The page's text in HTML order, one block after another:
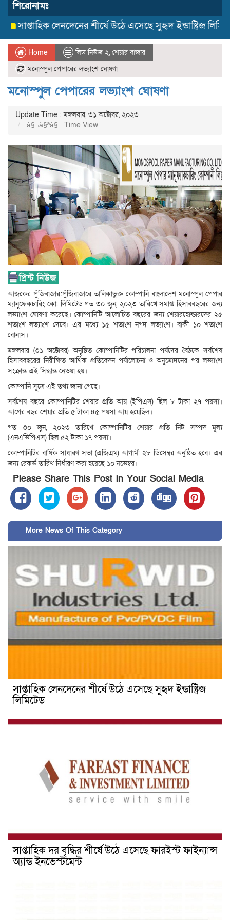
শিরোনামঃ
লেনদেনের শীর্ষে উঠে এসেছে সুহৃদ ইন্ডাষ্ট্রিজ লিমিটেড
Home লিড নিউজ ২, শেয়ার বাজার
মনোস্পুল পেপারের লভ্যাংশ ঘোষণা
মনোস্পুল পেপারের লভ্যাংশ ঘোষণা
Update Time : মঙ্গলবার, ৩১ অক্টোবর, ২০২৩
à§¬à§ªà§¯ Time View
আজকের পুঁজিবাজার:পুঁজিবাজারে তালিকাভুক্ত কোম্পানি বাংলাদেশ মনোস্পুল পেপার
ম্যানুফেকচারিং কো. লিমিটেড গত ৩০ জুন, ২০২৩ তারিখে সমাপ্ত হিসাববছরের জন্য
লভ্যাংশ ঘোষণা করেছে। কোম্পানিটি আলোচিত বছরের জন্য শেয়ারহোল্ডারদের ২৫
শতাংশ লভ্যাংশ দেবে। এর মধ্যে ১৫ শতাংশ নগদ লভ্যাংশ। বাকী ১০ শতাংশ
বোনাস।
মঙ্গলবার (৩১ অক্টোবর) অনুষ্ঠিত কোম্পানিটির পরিচালনা পর্ষদের বৈঠকে সর্বশেষ
হিসাববছরের নিরীক্ষিত আর্থিক প্রতিবেদন পর্যালোচনা ও অনুমোদনের পর লভ্যাংশ
সংক্রান্ত এই সিদ্ধান্ত নেওয়া হয়।
কোম্পানি সূত্রে এই তথ্য জানা গেছে।
সর্বশেষ বছরে কোম্পানিটির শেয়ার প্রতি আয় (ইপিএস) ছিল ৮ টাকা ২৭ পয়সা।
আগের বছর শেয়ার প্রতি ৫ টাকা ৪৫ পয়সা আয় হয়েছিল।
গত ৩০ জুন, ২০২৩ তারিখে কোম্পানিটির শেয়ার প্রতি নিট সম্পদ মূল্য
(এনএভিপিএস) ছিল ৫২ টাকা ১৭ পয়সা।
কোম্পানিটির বার্ষিক সাধারণ সভা (এজিএম) আগামী ২৮ ডিসেম্বর অনুষ্ঠিত হবে। এর
জন্য রেকর্ড তারিখ নির্ধারণ করা হয়েছে ১০ নভেম্বর।
Please Share This Post in Your Social Media
More News Of This Category
সাপ্তাহিক লেনদেনের শীর্ষে উঠে এসেছে সুহৃদ ইন্ডাষ্ট্রিজ
লিমিটেড
সাপ্তাহিক দর বৃদ্ধির শীর্ষে উঠে এসেছে ফারইস্ট ফাইন্যান্স
অ্যান্ড ইনভেস্টমেন্ট